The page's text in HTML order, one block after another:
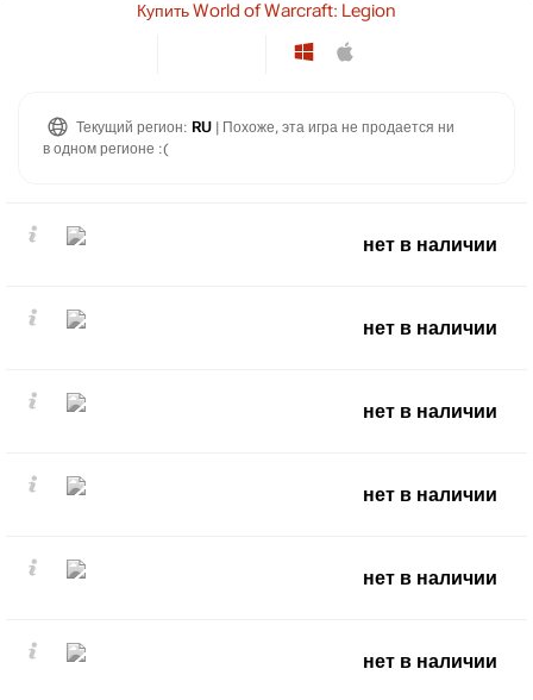
Купить World of Warcraft: Legion
Текущий регион: RU | Похоже, эта игра не продается ни
в одном регионе :(
нет в наличии
нет в наличии
нет в наличии
нет в наличии
нет в наличии
нет в наличии